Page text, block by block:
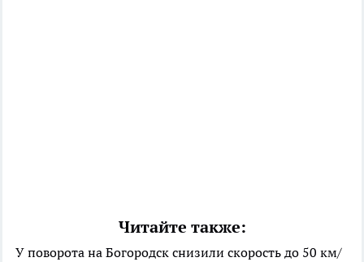
Читайте также:
У поворота на Богородск снизили скорость до 50 км/